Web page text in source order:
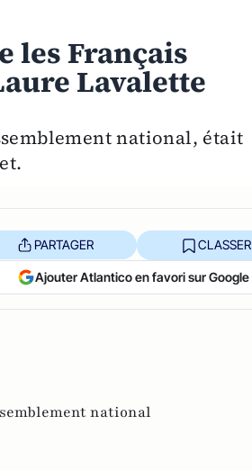
les Français
Lavalette
national, était
PARTAGER CLASSER
Ajouter Atlantico en favori sur Google
national